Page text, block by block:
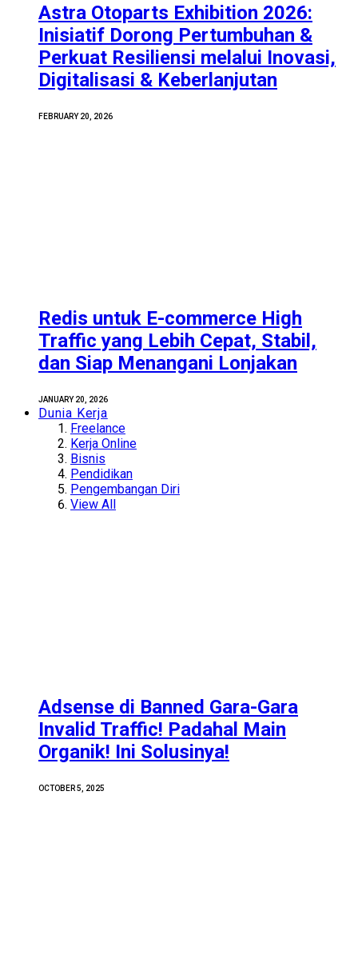
Astra Otoparts Exhibition 2026:
Inisiatif Dorong Pertumbuhan &
Perkuat Resiliensi melalui Inovasi,
Digitalisasi & Keberlanjutan
FEBRUARY 20, 2026
Redis untuk E-commerce High
Traffic yang Lebih Cepat, Stabil,
dan Siap Menangani Lonjakan
JANUARY 20, 2026
Dunia Kerja
Freelance
Kerja Online
Bisnis
Pendidikan
Pengembangan Diri
View All
Adsense di Banned Gara-Gara
Invalid Traffic! Padahal Main
Organik! Ini Solusinya!
OCTOBER 5, 2025